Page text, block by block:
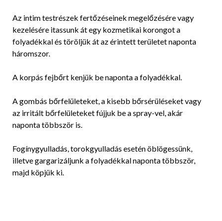
Az intim testrészek fertőzéseinek megelőzésére vagy
kezelésére itassunk át egy kozmetikai korongot a
folyadékkal és töröljük át az érintett területet naponta
háromszor.
A korpás fejbőrt kenjük be naponta a folyadékkal.
A gombás bőrfelületeket, a kisebb bőrsérüléseket vagy
az irritált bőrfelületeket fújjuk be a spray-vel, akár
naponta többször is.
Fogínygyulladás, torokgyulladás esetén öblögessünk,
illetve gargarizáljunk a folyadékkal naponta többször,
majd köpjük ki.